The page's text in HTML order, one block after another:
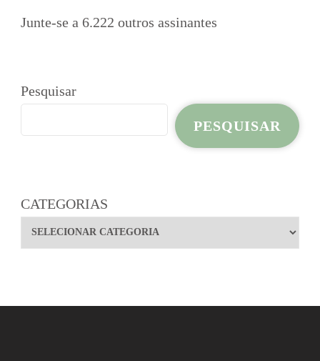
Junte-se a 6.222 outros assinantes
Pesquisar
PESQUISAR
CATEGORIAS